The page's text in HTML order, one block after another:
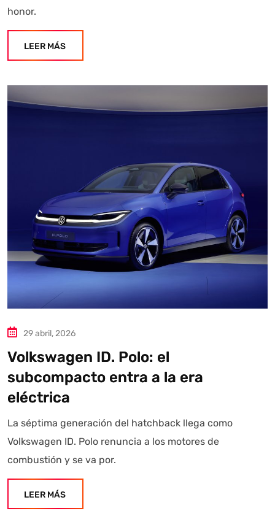
honor.
LEER MÁS
29 abril, 2026
Volkswagen ID. Polo: el
subcompacto entra a la era
eléctrica
La séptima generación del hatchback llega como
Volkswagen ID. Polo renuncia a los motores de
combustión y se va por.
LEER MÁS
Agente Inteligente
Estoy aquí para encontrar lo que necesitas. ¿Qué estás
buscando? "Este asistente con IA (OpenAI) ofrece
información referencial que puede contener errores.
Asistente con IA en desarrollo. Autoanalítica optimiza